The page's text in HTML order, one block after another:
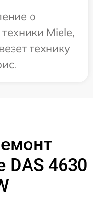
о
Miele,
технику
4630